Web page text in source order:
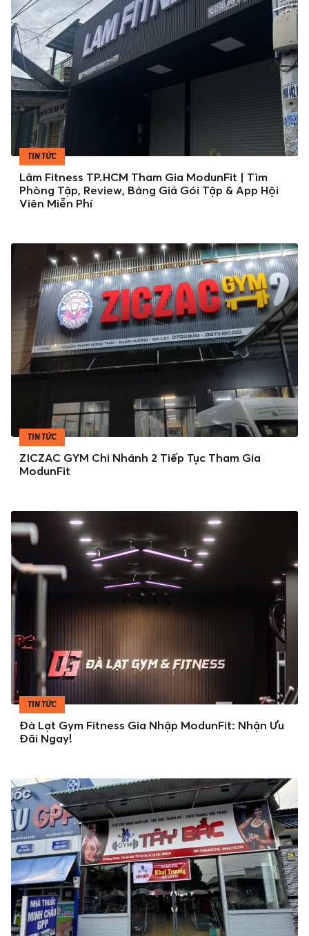
TIN TỨC
Lâm Fitness TP.HCM Tham Gia ModunFit | Tìm
Phòng Tập, Review, Bảng Giá Gói Tập & App Hội
Viên Miễn Phí
TIN TỨC
ZICZAC GYM Chi Nhánh 2 Tiếp Tục Tham Gia
ModunFit
TIN TỨC
Đà Lạt Gym Fitness Gia Nhập ModunFit: Nhận Ưu
Đãi Ngay!